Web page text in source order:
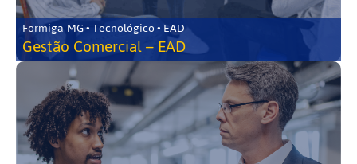
Formiga-MG • Tecnológico • EAD
Gestão Comercial – EAD